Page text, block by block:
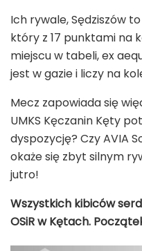
Ich rywale, Sędziszów
który z 17 punktami na
miejscu w tabeli, ex
jest w gazie i liczy na
Mecz zapowiada się
UMKS Kęczanin Kęty
dyspozycję? Czy AVIA
okaże się zbyt silnym
jutro!
Wszystkich kibiców
OSiR w Kętach.